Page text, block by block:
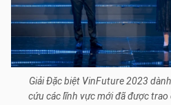
Giải Đặc biệt VinFuture 2023
cứu các lĩnh vực mới đã được